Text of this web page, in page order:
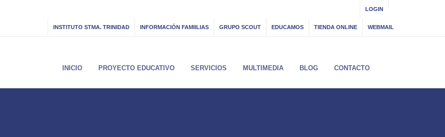
LOGIN
INSTITUTO STMA. TRINIDAD INFORMACIÓN FAMIILIAS GRUPO SCOUT EDUCAMOS TIENDA ONLINE WEBMAIL
INICIO PROYECTO EDUCATIVO SERVICIOS MULTIMEDIA BLOG CONTACTO